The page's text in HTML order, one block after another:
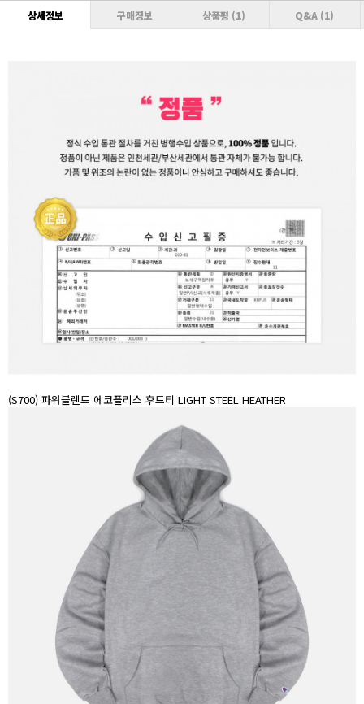
VVIP
30,624원 (추가할인 4% / 추가적립 3%)
상세정보 구매정보 상품평 (1) Q&A (1)
(S700) 파워블렌드 에코플리스 후드티 LIGHT STEEL HEATHER